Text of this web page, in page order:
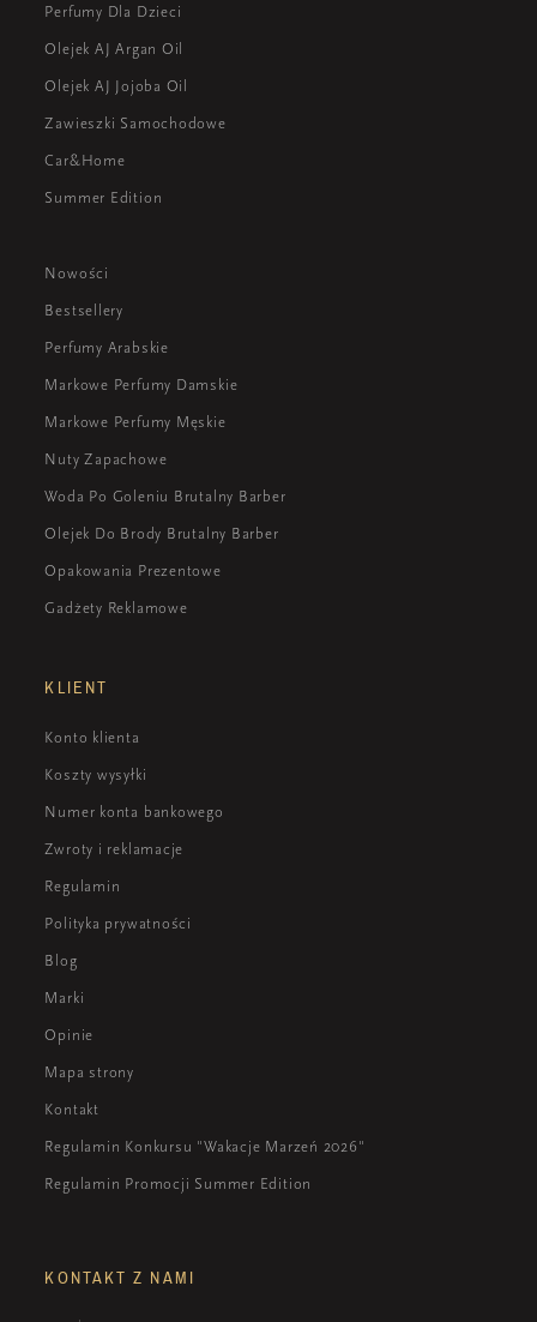
Perfumy Dla Dzieci
Olejek AJ Argan Oil
Olejek AJ Jojoba Oil
Zawieszki Samochodowe
Car&Home
Summer Edition
Nowości
Bestsellery
Perfumy Arabskie
Markowe Perfumy Damskie
Markowe Perfumy Męskie
Nuty Zapachowe
Woda Po Goleniu Brutalny Barber
Olejek Do Brody Brutalny Barber
Opakowania Prezentowe
Gadżety Reklamowe
KLIENT
Konto klienta
Koszty wysyłki
Numer konta bankowego
Zwroty i reklamacje
Regulamin
Polityka prywatności
Blog
Marki
Opinie
Mapa strony
Kontakt
Regulamin Konkursu "Wakacje Marzeń 2026"
Regulamin Promocji Summer Edition
KONTAKT Z NAMI